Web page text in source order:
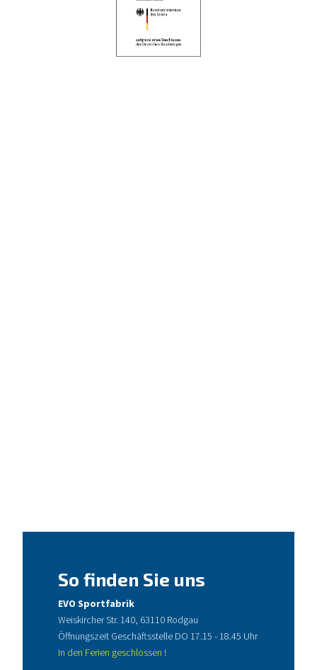
So finden Sie uns
EVO Sportfabrik
Weiskircher Str. 140, 63110 Rodgau
Öffnungszeit Geschäftsstelle DO 17.15 - 18.45 Uhr
In den Ferien geschlossen !